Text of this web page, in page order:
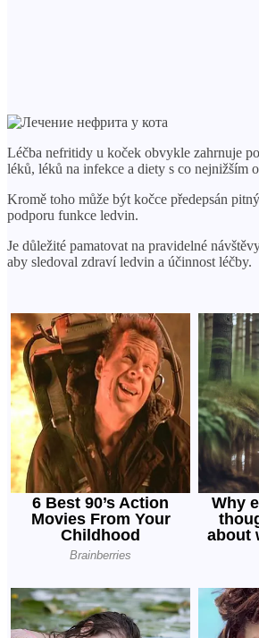
Léčba nefritidy u koček obvykle zahrnuje
léků, léků na infekce a diety s co nejnižším
Kromě toho může být kočce předepsán
podporu funkce ledvin.
Je důležité pamatovat na pravidelné
aby sledoval zdraví ledvin a účinnost léčby.